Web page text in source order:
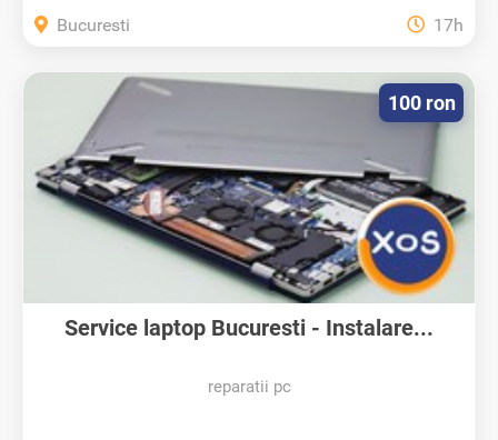
Bucuresti 17h
Service laptop Bucuresti - Instalare...
reparatii pc
100 ron